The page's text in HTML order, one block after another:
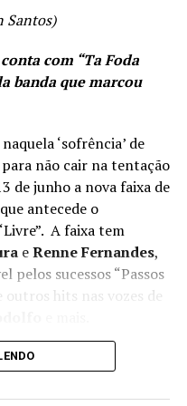
Santos)
com “Ta Foda
banda que marcou
‘sofrência’ de
não cair na tentação
de junho a nova faixa de
antecede o
A faixa tem
eRenne Fernandes,
pelos sucessos “Passos
outros hits nas vozes de
o novo álbum de um
o single homônimo que